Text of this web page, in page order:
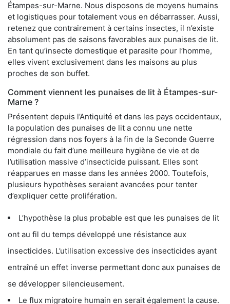
Étampes-sur-Marne. Nous disposons de moyens humains
et logistiques pour totalement vous en débarrasser. Aussi,
retenez que contrairement à certains insectes, il n’existe
absolument pas de saisons favorables aux punaises de lit.
En tant qu’insecte domestique et parasite pour l’homme,
elles vivent exclusivement dans les maisons au plus
proches de son buffet.
Comment viennent les punaises de lit à Étampes-sur-
Marne ?
Présentent depuis l’Antiquité et dans les pays occidentaux,
la population des punaises de lit a connu une nette
régression dans nos foyers à la fin de la Seconde Guerre
mondiale du fait d’une meilleure hygiène de vie et de
l’utilisation massive d’insecticide puissant. Elles sont
réapparues en masse dans les années 2000. Toutefois,
plusieurs hypothèses seraient avancées pour tenter
d’expliquer cette prolifération.
L’hypothèse la plus probable est que les punaises de lit
ont au fil du temps développé une résistance aux
insecticides. L’utilisation excessive des insecticides ayant
entraîné un effet inverse permettant donc aux punaises de
se développer silencieusement.
Le flux migratoire humain en serait également la cause.